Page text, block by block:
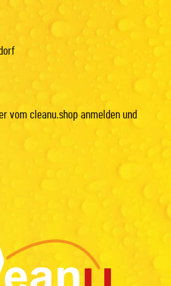
vom cleanu.shop anmelden und